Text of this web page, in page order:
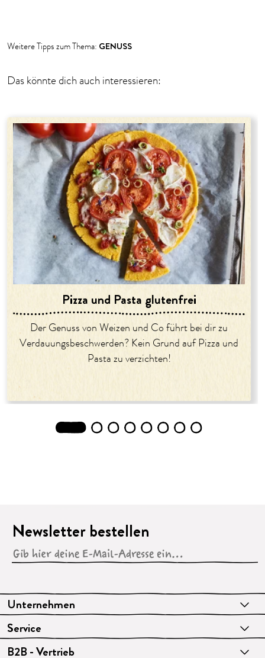
Weitere Tipps zum Thema: GENUSS
Das könnte dich auch interessieren:
Pizza und Pasta glutenfrei
Der Genuss von Weizen und Co führt bei dir zu
Verdauungsbeschwerden? Kein Grund auf Pizza und
Pasta zu verzichten!
1 2 3 4 5 6 7 8
Unternehmen
Service
B2B - Vertrieb
Newsletter bestellen